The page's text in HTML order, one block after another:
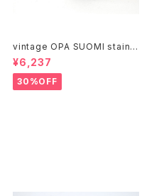
vintage OPA SUOMI stainle
ss milk pitcher M / ヴィンテ
ージ オーパ スオミ ステンレス
ミルクピッチャー M
¥6,237
30%OFF